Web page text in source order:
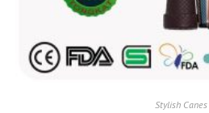
Stylish Canes